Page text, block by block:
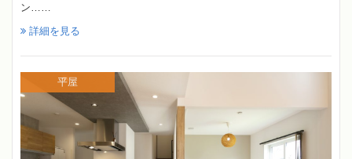
ン……
詳細を見る
平屋